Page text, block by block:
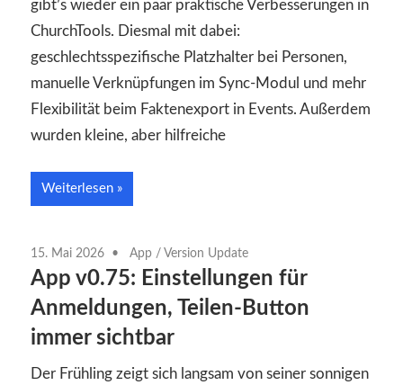
gibt’s wieder ein paar praktische Verbesserungen in
ChurchTools. Diesmal mit dabei:
geschlechtsspezifische Platzhalter bei Personen,
manuelle Verknüpfungen im Sync-Modul und mehr
Flexibilität beim Faktenexport in Events. Außerdem
wurden kleine, aber hilfreiche
Weiterlesen
15. Mai 2026 App / Version Update
App v0.75: Einstellungen für
Anmeldungen, Teilen-Button
immer sichtbar
Der Frühling zeigt sich langsam von seiner sonnigen